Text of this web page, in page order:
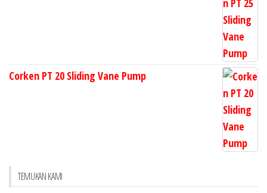
Corken PT 20 Sliding Vane Pump
TEMUKAN KAMI